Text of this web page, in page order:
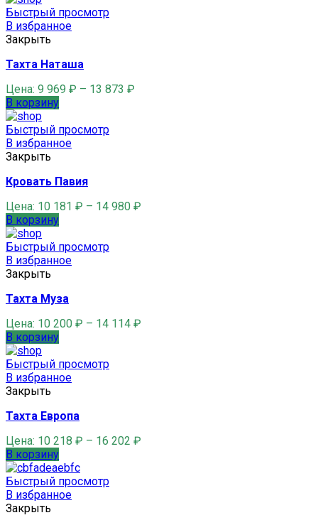
Быстрый просмотр
В избранное
Закрыть
Тахта Наташа
Цена: 9 969 ₽ – 13 873 ₽
В корзину
Быстрый просмотр
В избранное
Закрыть
Кровать Павия
Цена: 10 181 ₽ – 14 980 ₽
В корзину
Быстрый просмотр
В избранное
Закрыть
Тахта Муза
Цена: 10 200 ₽ – 14 114 ₽
В корзину
Быстрый просмотр
В избранное
Закрыть
Тахта Европа
Цена: 10 218 ₽ – 16 202 ₽
В корзину
Быстрый просмотр
В избранное
Закрыть